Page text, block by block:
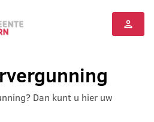
person
Dan kunt u hier uw